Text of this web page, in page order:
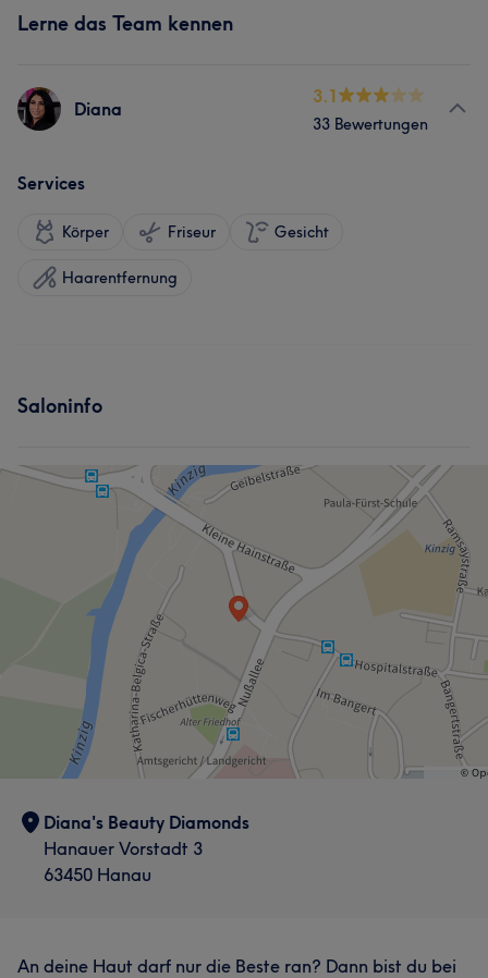
Lerne das Team kennen
Diana
3.1
33 Bewertungen
Services
Körper Friseur Gesicht
Haarentfernung
Saloninfo
Diana's Beauty Diamonds
Hanauer Vorstadt 3
63450 Hanau
An deine Haut darf nur die Beste ran? Dann bist du bei